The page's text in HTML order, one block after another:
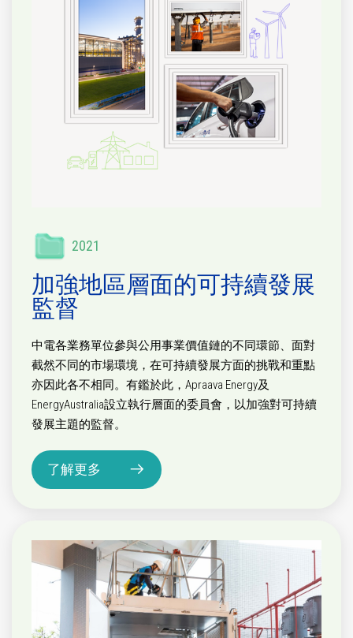
2021
加強地區層面的可持續發展
監督
中電各業務單位參與公用事業價值鏈的不同環節、面對
截然不同的市場環境，在可持續發展方面的挑戰和重點
亦因此各不相同。有鑑於此，Apraava Energy及
EnergyAustralia設立執行層面的委員會，以加強對可持續
發展主題的監督。
了解更多